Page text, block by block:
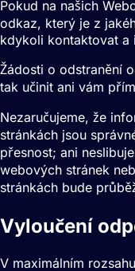
Pokud na našich
odkaz, který je z
kdykoli kontaktovat a
Žádosti o odstranění
tak učinit ani vám
Nezaručujeme, že
stránkách jsou
přesnost; ani
webových stránek
stránkách bude
Vyloučení
V maximálním